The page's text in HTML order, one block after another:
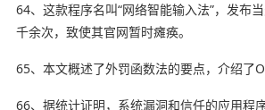
64、这款程序名叫“网络智能输入法”，发布
千余次，致使其官网暂时瘫痪。
65、本文概述了外罚函数法的要点，介绍了
66、据统计证明，系统漏洞和信任的应用程